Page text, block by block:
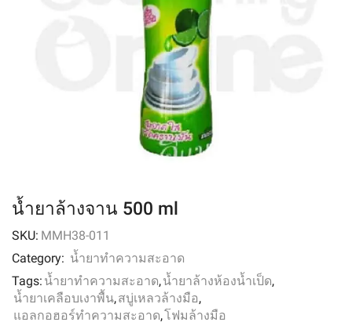
น้ำยาล้างจาน 500 ml
SKU: MMH38-011
Category: น้ำยาทำความสะอาด
Tags: น้ำยาทำความสะอาด,น้ำยาล้างห้องน้ำเป็ด,
น้ำยาเคลือบเงาพื้น,สบู่เหลวล้างมือ,
แอลกอฮอร์ทำความสะอาด,โฟมล้างมือ